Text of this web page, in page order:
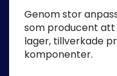
Genom stor
som producent att
lager, tillverkade
komponenter.